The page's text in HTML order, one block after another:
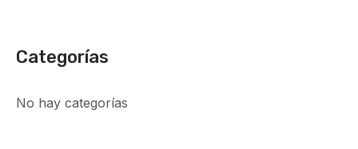
Categorías
No hay categorías